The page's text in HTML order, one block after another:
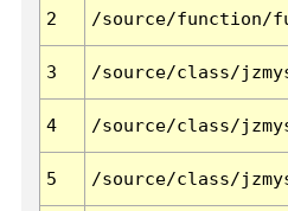
2 /source/function/
3 /source/class/
4 /source/class/
5 /source/class/